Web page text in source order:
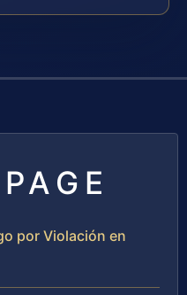
por Violación en